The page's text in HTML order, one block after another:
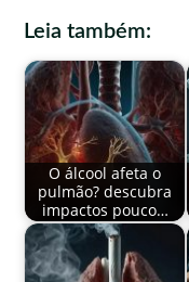
Leia também:
O álcool afeta o
pulmão? descubra
impactos pouco…